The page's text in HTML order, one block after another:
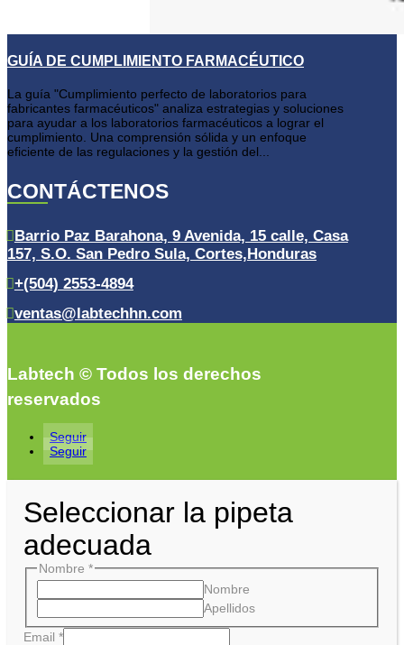
GUÍA DE CUMPLIMIENTO FARMACÉUTICO
La guía "Cumplimiento perfecto de laboratorios para
fabricantes farmacéuticos" analiza estrategias y soluciones
para ayudar a los laboratorios farmacéuticos a lograr el
cumplimiento. Una comprensión sólida y un enfoque
eficiente de las regulaciones y la gestión del...
CONTÁCTENOS
Barrio Paz Barahona, 9 Avenida, 15 calle, Casa
157, S.O. San Pedro Sula, Cortes,Honduras
+(504) 2553-4894
ventas@labtechhn.com
Labtech © Todos los derechos
reservados
Seguir
Seguir
Seleccionar la pipeta
adecuada
Nombre *
Nombre
Apellidos
Email *